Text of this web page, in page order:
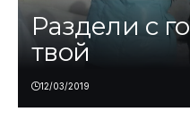
Раздели с
твой
12/03/2019